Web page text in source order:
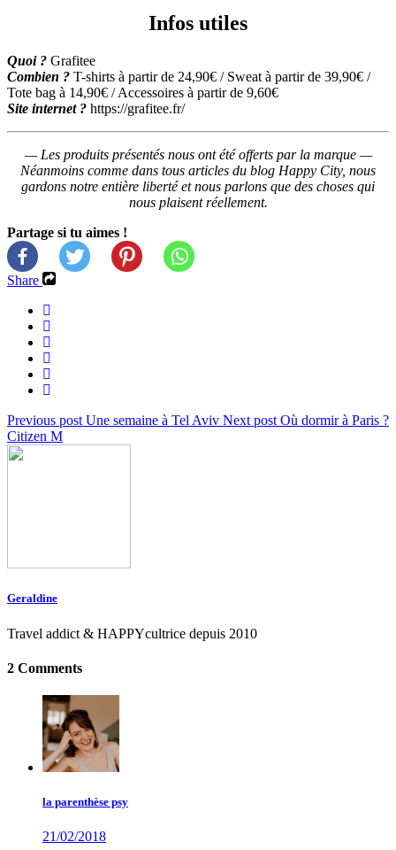
Infos utiles
Quoi ? Grafitee
Combien ? T-shirts à partir de 24,90€ / Sweat à partir de 39,90€ /
Tote bag à 14,90€ / Accessoires à partir de 9,60€
Site internet ? https://grafitee.fr/
— Les produits présentés nous ont été offerts par la marque —
Néanmoins comme dans tous articles du blog Happy City, nous
gardons notre entière liberté et nous parlons que des choses qui
nous plaisent réellement.
Partage si tu aimes !
Share
Previous post Une semaine à Tel Aviv Next post Où dormir à Paris ?
Citizen M
Geraldine
Travel addict & HAPPYcultrice depuis 2010
2 Comments
la parenthèse psy
21/02/2018